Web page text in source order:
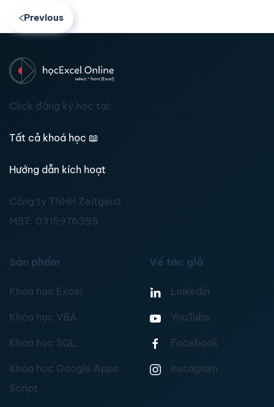
Previous
Click đăng ký học tại:
Tất cả khoá học 📖
Hướng dẫn kích hoạt
Công ty TNHH Zeitgeist
MST: 0315976395
Sản phẩm
Khóa học Excel
Khóa học VBA
Khóa học SQL
Khóa học Google Apps
Script
Về tác giả
Linkedin
YouTube
Facebook
Instagram